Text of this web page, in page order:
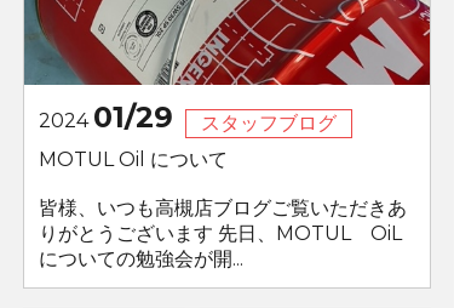
2024 01/29
スタッフブログ
MOTUL Oil について
皆様、いつも高槻店ブログご覧いただきあ
りがとうございます 先日、MOTUL OiL
についての勉強会が開...